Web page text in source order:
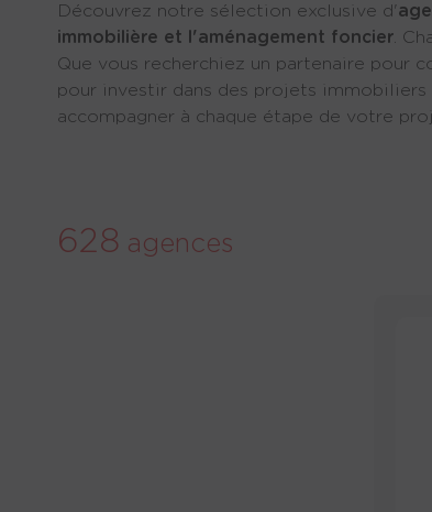
Découvrez notre sélection exclusive d'
immobilière et l'aménagement foncier .
Que vous recherchiez un partenaire pour
pour investir dans des projets
accompagner à chaque étape de votre
628 agences